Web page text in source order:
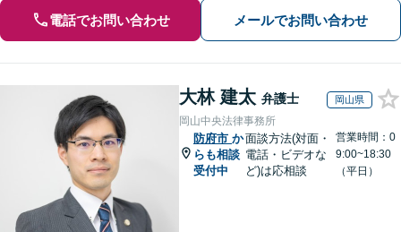
電話でお問い合わせ メールでお問い合わせ
大林 建太 弁護士 岡山県
岡山中央法律事務所
防府市 か
らも相談
受付中
面談方法(対面・
電話・ビデオな
ど)は応相談
営業時間：0
9:00~18:30
（平日）